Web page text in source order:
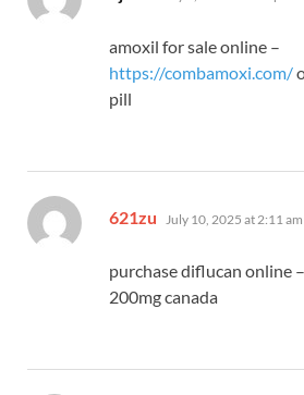
amoxil for sale online –
https://combamoxi.com/
pill
621zu says:
July 10, 2025 at 2:11 am
purchase diflucan online –
200mg canada